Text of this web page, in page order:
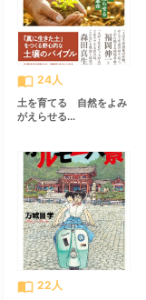
import_contacts 24人
土を育てる 自然をよみ
がえらせる...
import_contacts 22人